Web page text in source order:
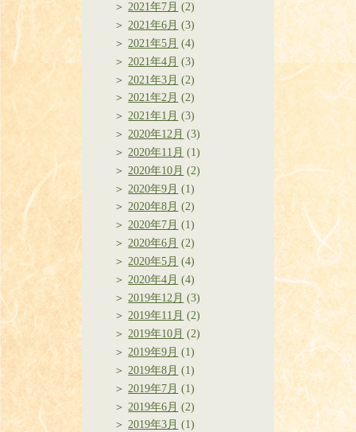
2021年7月 (2)
2021年6月 (3)
2021年5月 (4)
2021年4月 (3)
2021年3月 (2)
2021年2月 (2)
2021年1月 (3)
2020年12月 (3)
2020年11月 (1)
2020年10月 (2)
2020年9月 (1)
2020年8月 (2)
2020年7月 (1)
2020年6月 (2)
2020年5月 (4)
2020年4月 (4)
2019年12月 (3)
2019年11月 (2)
2019年10月 (2)
2019年9月 (1)
2019年8月 (1)
2019年7月 (1)
2019年6月 (2)
2019年3月 (1)